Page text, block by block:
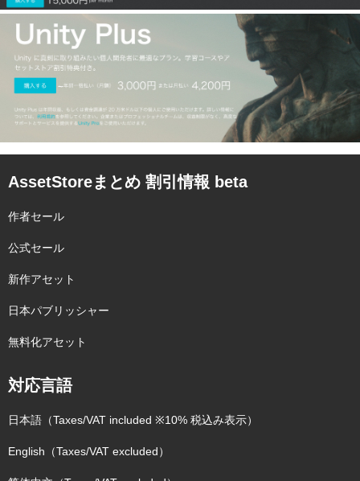
AssetStoreまとめ 割引情報 beta
作者セール
公式セール
新作アセット
日本パブリッシャー
無料化アセット
対応言語
日本語（Taxes/VAT included ※10% 税込み表示）
English（Taxes/VAT excluded）